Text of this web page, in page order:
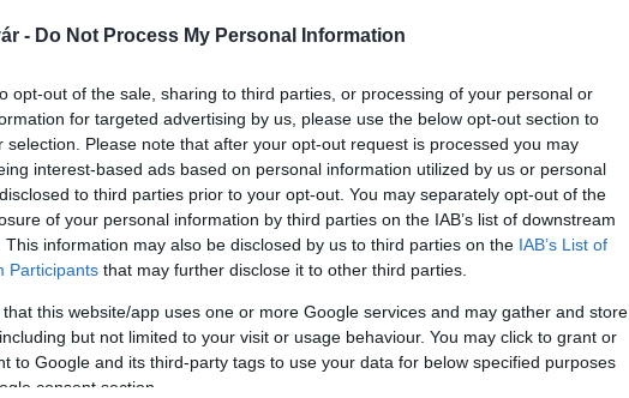
- Do Not Process My Personal Information
opt-out of the sale, sharing to third parties, or processing of your personal or
for targeted advertising by us, please use the below opt-out section to
selection. Please note that after your opt-out request is processed you may
interest-based ads based on personal information utilized by us or personal
to third parties prior to your opt-out. You may separately opt-out of the
of your personal information by third parties on the IAB’s list of downstream
This information may also be disclosed by us to third parties on the IAB’s List of
Participants that may further disclose it to other third parties.
that this website/app uses one or more Google services and may gather and store
but not limited to your visit or usage behaviour. You may click to grant or
to Google and its third-party tags to use your data for below specified purposes
consent section.